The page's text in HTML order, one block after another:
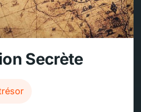
Secrète